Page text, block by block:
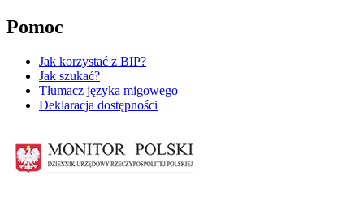
Pomoc
Jak korzystać z BIP?
Jak szukać?
Tłumacz języka migowego
Deklaracja dostępności